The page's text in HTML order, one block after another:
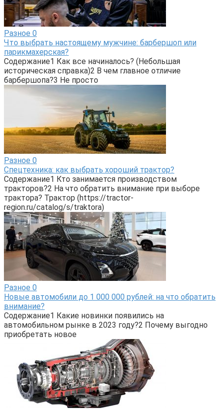
Разное 0
Что выбрать настоящему мужчине: барбершоп или
парикмахерская?
Содержание1 Как все начиналось? (Небольшая
историческая справка)2 В чем главное отличие
барбершопа?3 Не просто
Разное 0
Спецтехника: как выбрать хороший трактор?
Содержание1 Кто занимается производством
тракторов?2 На что обратить внимание при выборе
трактора? Трактор (https://tractor-
region.ru/catalog/s/traktora)
Разное 0
Новые автомобили до 1 000 000 рублей: на что обратить
внимание?
Содержание1 Какие новинки появились на
автомобильном рынке в 2023 году?2 Почему выгодно
приобретать новое